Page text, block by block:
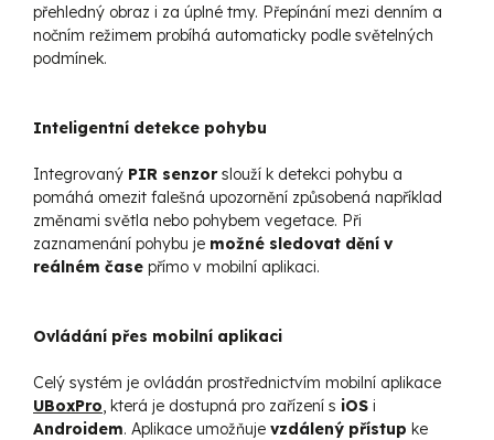
přehledný obraz i za úplné tmy. Přepínání mezi denním a
nočním režimem probíhá automaticky podle světelných
podmínek.
Inteligentní detekce pohybu
Integrovaný PIR senzorslouží k detekci pohybu a
pomáhá omezit falešná upozornění způsobená například
změnami světla nebo pohybem vegetace. Při
zaznamenání pohybu je možné sledovat dění v
reálném čase přímo v mobilní aplikaci.
Ovládání přes mobilní aplikaci
Celý systém je ovládán prostřednictvím mobilní aplikace
UBoxPro, která je dostupná pro zařízení s iOS i
Androidem. Aplikace umožňuje vzdálený přístup ke